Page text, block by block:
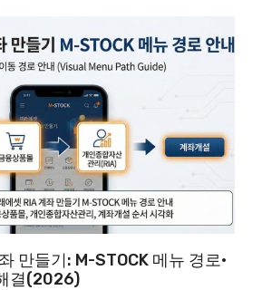
만들기: M-STOCK 메뉴 경로·
결(2026)